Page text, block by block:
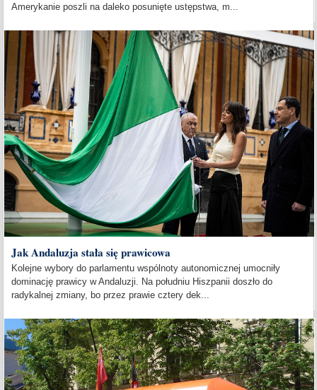
Amerykanie poszli na daleko posunięte ustępstwa, m...
Jak Andaluzja stała się prawicowa
Kolejne wybory do parlamentu wspólnoty autonomicznej umocniły
dominację prawicy w Andaluzji. Na południu Hiszpanii doszło do
radykalnej zmiany, bo przez prawie cztery dek...